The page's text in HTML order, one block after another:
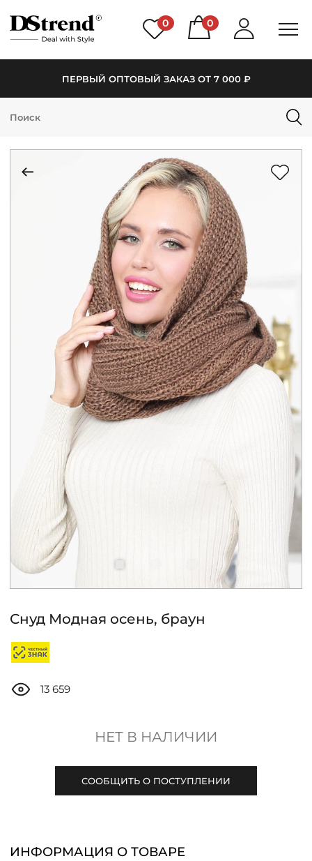
0 0
ПЕРВЫЙ ОПТОВЫЙ ЗАКАЗ ОТ 7 000 ₽
КАТАЛОГ
НОВИНКИ
РАСПРОДАЖА
КОНТАКТЫ
ЖУРНАЛ
О НАС
СКИДКИ
ЧАСТО ЗАДАВАЕМЫЕ ВОПРОСЫ
ОПТОВЫМ ПОКУПАТЕЛЯМ
РОЗНИЧНЫМ ПОКУПАТЕЛЯМ
ДОСТАВКА
MANAGER@DSTREND.RU
Снуд Модная осень, браун
13 659
НЕТ В НАЛИЧИИ
СООБЩИТЬ О ПОСТУПЛЕНИИ
ИНФОРМАЦИЯ О ТОВАРЕ